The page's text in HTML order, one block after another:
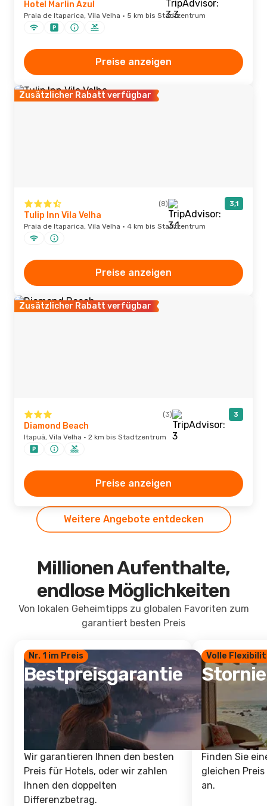
Hotel Marlin Azul
Praia de Itaparica, Vila Velha · 5 km bis Stadtzentrum
Preise anzeigen
Zusätzlicher Rabatt verfügbar
(8) 3,1
Tulip Inn Vila Velha
Praia de Itaparica, Vila Velha · 4 km bis Stadtzentrum
Preise anzeigen
Zusätzlicher Rabatt verfügbar
(3) 3
Diamond Beach
Itapuã, Vila Velha · 2 km bis Stadtzentrum
Preise anzeigen
Weitere Angebote entdecken
Millionen Aufenthalte,
endlose Möglichkeiten
Von lokalen Geheimtipps zu globalen Favoriten zum
garantiert besten Preis
Nr. 1 im Preis
Bestpreisgarantie
Wir garantieren Ihnen den besten
Preis für Hotels, oder wir zahlen
Ihnen den doppelten
Differenzbetrag.
Volle
Finden Sie
gleichen
an.